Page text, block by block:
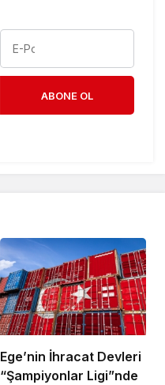
ABONE OL
Ege’nin İhracat Devleri
“Şampiyonlar Ligi”nde